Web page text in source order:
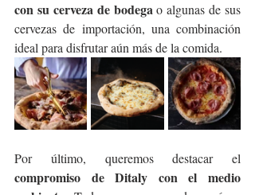
con su cerveza de bodega o algunas de sus
cervezas de importación, una combinación
ideal para disfrutar aún más de la comida.
compromiso de Ditaly con el medio